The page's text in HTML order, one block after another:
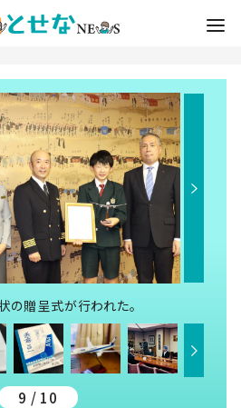
の贈呈式が行われた。
9 / 10